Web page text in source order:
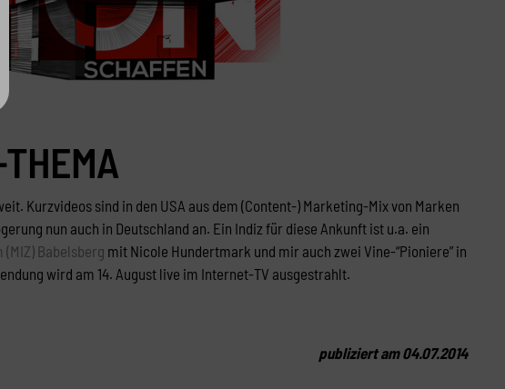
Kurzvideos sind in den USA aus dem (Content-) Marketing-Mix von Marken
nun auch in Deutschland an. Ein Indiz für diese Ankunft ist u.a. ein
Babelsberg mit Nicole Hundertmark und mir auch zwei Vine-“Pioniere” in
wird am 14. August live im Internet-TV ausgestrahlt.
publiziert am 04.07.2014